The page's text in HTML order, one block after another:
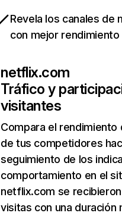
Revela los canales de
con mejor
netflix.com
Tráfico y
visitantes
Compara el rendimiento
de tus competidores
seguimiento de los
comportamiento en el
netflix.com se recibieron
visitas con una duración